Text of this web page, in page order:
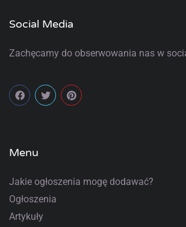
Social Media
Zachęcamy do obserwowania nas w
Menu
Jakie ogłoszenia mogę dodawać?
Ogłoszenia
Artykuły